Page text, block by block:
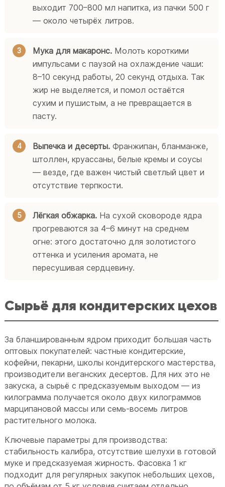
выходит 700–800 мл напитка, из пачки 500 г
— около четырёх литров.
Мука для макаронс. Молоть короткими
импульсами с паузой на охлаждение чаши:
8–10 секунд работы, 20 секунд отдыха. Так
жир не выделяется, и помол остаётся
сухим и пушистым, а не превращается в
пасту.
Выпечка и десерты. Франжипан, бланманже,
штоллен, круассаны, белые кремы и соусы
— везде, где важен чистый светлый цвет и
отсутствие терпкости.
Лёгкая обжарка. На сухой сковороде ядра
прогреваются за 4–6 минут на среднем
огне: этого достаточно для золотистого
оттенка и усиления аромата, не
пересушивая сердцевину.
Сырьё для кондитерских цехов
За бланшированным ядром приходит большая часть
оптовых покупателей: частные кондитерские,
кофейни, пекарни, школы кондитерского мастерства,
производители веганских десертов. Для них это не
закуска, а сырьё с предсказуемым выходом — из
килограмма получается около двух килограммов
марципановой массы или семь-восемь литров
растительного молока.
Ключевые параметры для производства:
стабильность калибра, отсутствие шелухи в готовой
муке и предсказуемая жирность. Фасовка 1 кг
подходит для регулярных закупок небольших цехов,